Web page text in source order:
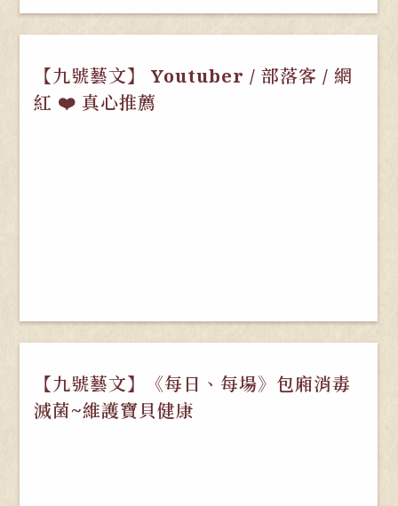
【九號藝文】 Youtuber / 部落客 / 網
紅 ❤️ 真心推薦
【九號藝文】《每日、每場》包廂消毒
滅菌~維護寶貝健康